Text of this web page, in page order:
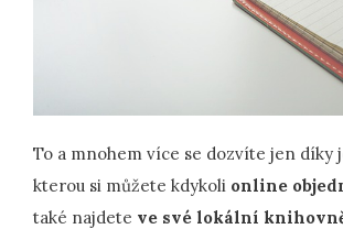
To a mnohem více se dozvíte jen díky
kterou si můžete kdykoli online
také najdete ve své lokální